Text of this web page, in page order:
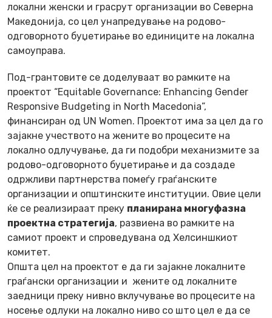
локални женски и грасрут организации во Северна
Македонија, со цел унапредување на родово-
одговорното буџетирање во единиците на локална
самоуправа.
Под-грантовите се доделуваат во рамките на
проектот “Equitable Governance: Enhancing Gender
Responsive Budgeting in North Macedonia”,
финансиран од UN Women. Проектот има за цел да го
зајакне учеството на жените во процесите на
локално одлучување, да ги подобри механизмите за
родово-одговорното буџетирање и да создаде
одржливи партнерства помеѓу граѓанските
организации и општинските институции. Овие цели
ќе се реализираат преку планирана многуфазна
проектна стратегија, развиена во рамките на
самиот проект и спроведувана од Хелсиншкиот
комитет.
Општа цел на проектот е да ги зајакне локалните
граѓански организации и жените од локалните
заедници преку нивно вклучување во процесите на
носење одлуки на локално ниво со што цел е да се